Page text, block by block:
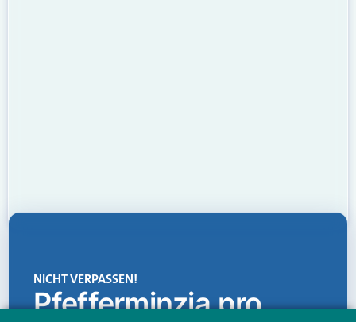
NICHT VERPASSEN!
Pfefferminzia.pro